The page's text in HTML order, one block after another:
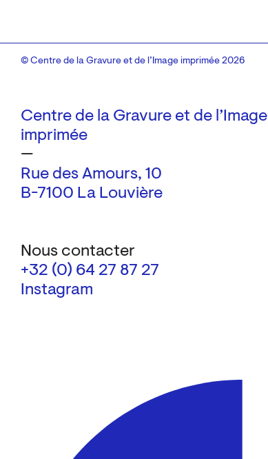
Centre de la Gravure et de l’Image
imprimée
—
Rue des Amours, 10
B-7100 La Louvière
Nous contacter
+32 (0) 64 27 87 27
Instagram
© Centre de la Gravure et de l’Image imprimée 2026